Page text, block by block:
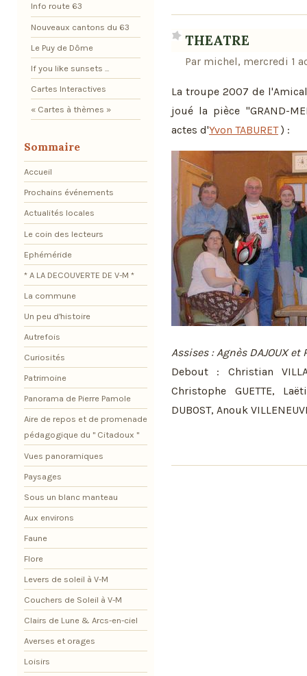
THEATRE
Par michel, mercredi 1
La troupe 2007 de
joué la pièce "GRAND-
actes d'Yvon TABURET) :
Assises : Agnès DAJOUX et
Debout : Christian
Christophe GUETTE,
DUBOST, Anouk
Info route 63
Nouveaux cantons du 63
Le Puy de Dôme
If you like sunsets ...
Cartes Interactives
« Cartes à thèmes »
Sommaire
Accueil
Prochains événements
Actualités locales
Le coin des lecteurs
Ephéméride
* A LA DECOUVERTE DE V-M *
La commune
Un peu d'histoire
Autrefois
Curiosités
Patrimoine
Panorama de Pierre Pamole
Aire de repos et de promenade
pédagogique du " Citadoux "
Vues panoramiques
Paysages
Sous un blanc manteau
Aux environs
Faune
Flore
Levers de soleil à V-M
Couchers de Soleil à V-M
Clairs de Lune & Arcs-en-ciel
Averses et orages
Loisirs